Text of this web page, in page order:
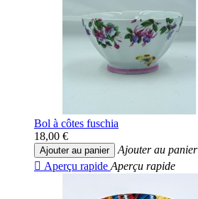
Bol à côtes fuschia
18,00 €
Ajouter au panier
Ajouter au panier
 Aperçu rapide Aperçu rapide